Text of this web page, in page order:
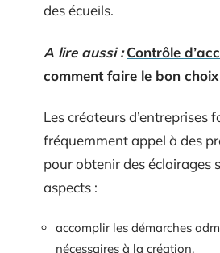
des écueils.
A lire aussi : Contrôle
comment faire le bon choix
Les créateurs d’entreprises
fréquemment appel à des
pour obtenir des éclairages
aspects :
accomplir les démarches
nécessaires à la création,